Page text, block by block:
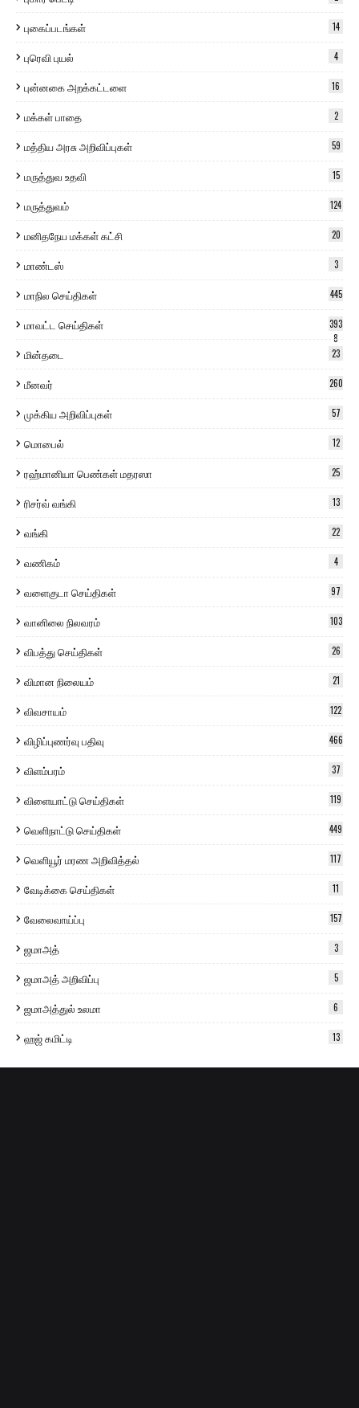
புகைப்படங்கள் 14
புரெவி புயல் 4
புன்னகை அறக்கட்டளை 16
மக்கள் பாதை 2
மத்திய அரசு அறிவிப்புகள் 59
மருத்துவ உதவி 15
மருத்துவம் 124
மனிதநேய மக்கள் கட்சி 20
மாண்டஸ் 3
மாநில செய்திகள் 445
மாவட்ட செய்திகள்
393
8
மின்தடை 23
மீனவர் 260
முக்கிய அறிவிப்புகள் 57
மொபைல் 12
ரஹ்மானியா பெண்கள் மதரஸா 25
ரிசர்வ் வங்கி 13
வங்கி 22
வணிகம் 4
வளைகுடா செய்திகள் 97
வானிலை நிலவரம் 103
விபத்து செய்திகள் 26
விமான நிலையம் 21
விவசாயம் 122
விழிப்புணர்வு பதிவு 466
விளம்பரம் 37
விளையாட்டு செய்திகள் 119
வெளிநாட்டு செய்திகள் 449
வெளியூர் மரண அறிவித்தல் 117
வேடிக்கை செய்திகள் 11
வேலைவாய்ப்பு 157
ஜமாஅத் 3
ஜமாஅத் அறிவிப்பு 5
ஜமாஅத்துல் உலமா 6
ஹஜ் கமிட்டி 13